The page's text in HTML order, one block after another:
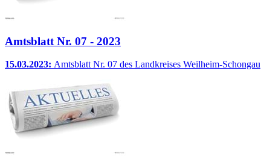
Amtsblatt Nr. 07 - 2023
15.03.2023: Amtsblatt Nr. 07 des Landkreises Weilheim-Schongau